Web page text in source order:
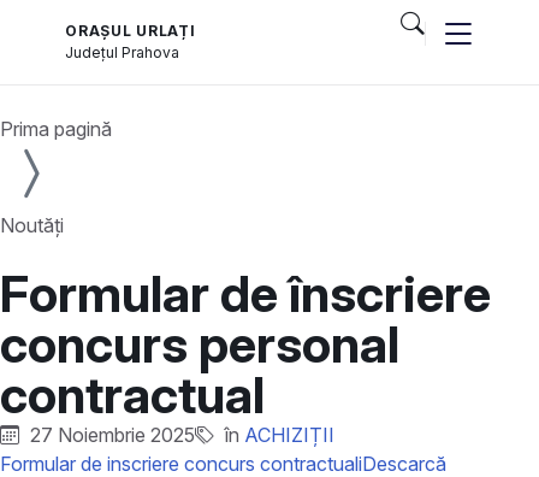
ORAȘUL URLAȚI
JudețulPrahova
Prima pagină
Noutăți
Formular de înscriere
concurs personal
contractual
27 Noiembrie 2025 în ACHIZIȚII
Formular de inscriere concurs contractualiDescarcă